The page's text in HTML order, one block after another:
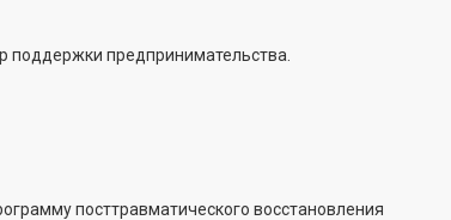
поддержки предпринимательства.
посттравматического восстановления